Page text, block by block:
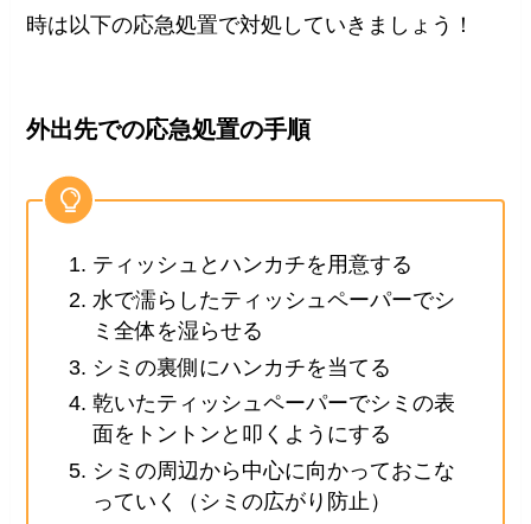
時は以下の応急処置で対処していきましょう！
外出先での応急処置の手順
ティッシュとハンカチを用意する
水で濡らしたティッシュペーパーでシ
ミ全体を湿らせる
シミの裏側にハンカチを当てる
乾いたティッシュペーパーでシミの表
面をトントンと叩くようにする
シミの周辺から中心に向かっておこな
っていく（シミの広がり防止）